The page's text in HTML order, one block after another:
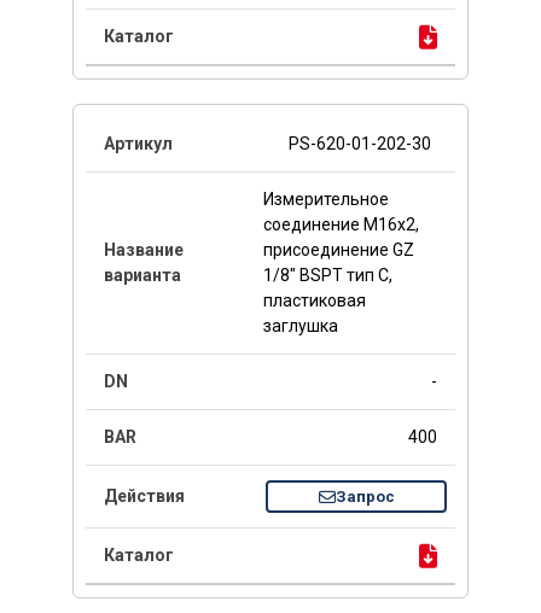
PS-620-01-202-30
Измерительное
соединение M16x2,
присоединение GZ
1/8" BSPT тип C,
пластиковая
заглушка
-
400
Запрос